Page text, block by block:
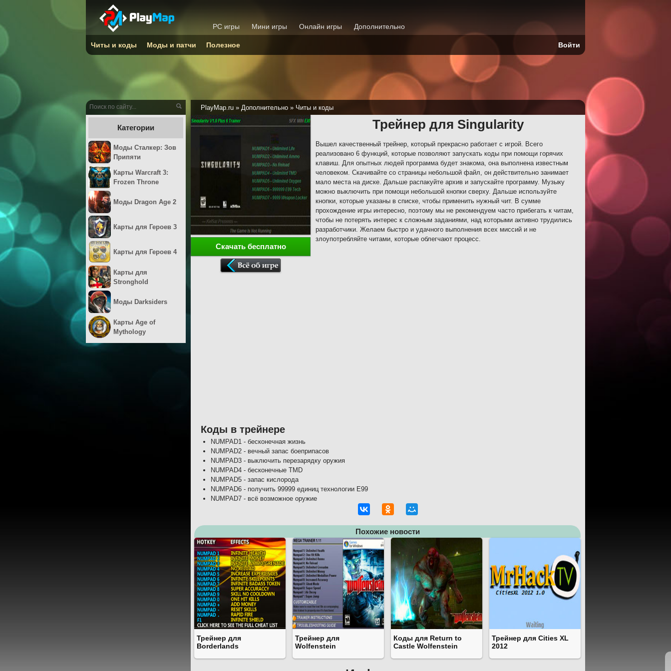
PlayMap.ru » Дополнительно » Читы и коды
Трейнер для Singularity
Вышел качественный трейнер, который прекрасно работает с игрой. Всего
реализовано 6 функций, которые позволяют запускать коды при помощи горячих
клавиш. Для опытных людей программа будет знакома, она выполнена известным
человеком. Скачивайте со страницы небольшой файл, он действительно занимает
мало места на диске. Дальше распакуйте архив и запускайте программу. Музыку
можно выключить при помощи небольшой кнопки сверху. Дальше используйте
кнопки, которые указаны в списке, чтобы применить нужный чит. В сумме
прохождение игры интересно, поэтому мы не рекомендуем часто прибегать к читам,
чтобы не потерять интерес к сложным заданиями, над которыми активно трудились
разработчики. Желаем быстро и удачного выполнения всех миссий и не
злоупотребляйте читами, которые облегчают процесс.
Скачать бесплатно
Коды в трейнере
NUMPAD1 - бесконечная жизнь
NUMPAD2 - вечный запас боеприпасов
NUMPAD3 - выключить перезарядку оружия
NUMPAD4 - бесконечные TMD
NUMPAD5 - запас кислорода
NUMPAD6 - получить 99999 единиц технологии E99
NUMPAD7 - всё возможное оружие
Похожие новости
Трейнер для
Borderlands
Трейнер для
Wolfenstein
Коды для Return to
Castle Wolfenstein
Трейнер для Cities XL
2012
Категории
Моды Сталкер: Зов
Припяти
Карты Warcraft 3:
Frozen Throne
Моды Dragon Age 2
Карты для Героев 3
Карты для Героев 4
Карты для
Stronghold
Моды Darksiders
Карты Age of
Mythology
PC игры Мини игры Онлайн игры Дополнительно
Читы и коды Моды и патчи Полезное Войти